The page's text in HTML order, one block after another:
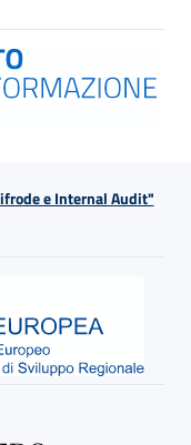
e Internal Audit"